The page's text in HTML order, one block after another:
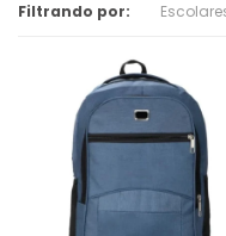
Filtrando por: